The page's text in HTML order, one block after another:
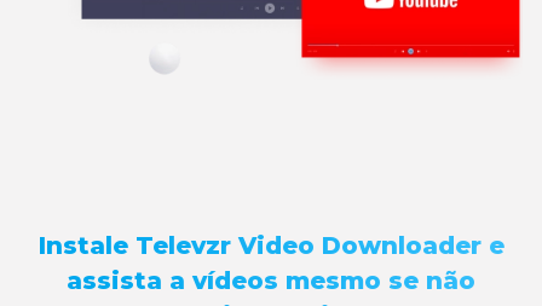
Instale Televzr Video Downloader e
assista a vídeos mesmo se não